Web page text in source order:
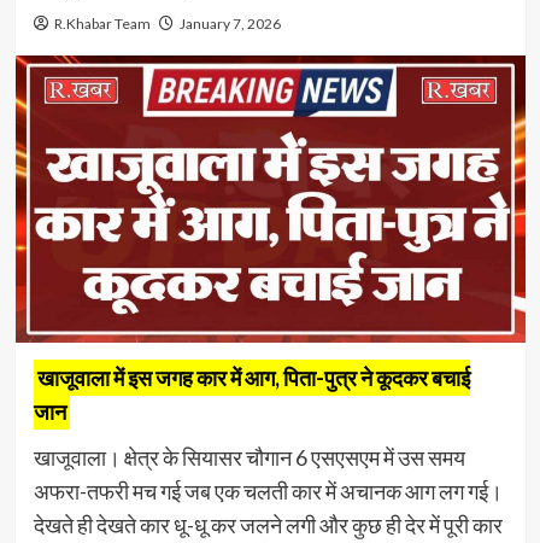
R.Khabar Team January 7, 2026
खाजूवाला में इस जगह कार में आग, पिता-पुत्र ने कूदकर बचाई
जान
खाजूवाला। क्षेत्र के सियासर चौगान 6 एसएसएम में उस समय
अफरा-तफरी मच गई जब एक चलती कार में अचानक आग लग गई।
देखते ही देखते कार धू-धू कर जलने लगी और कुछ ही देर में पूरी कार